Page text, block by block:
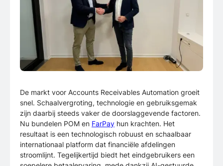
De markt voor Accounts Receivables Automation groeit
snel. Schaalvergroting, technologie en gebruiksgemak
zijn daarbij steeds vaker de doorslaggevende factoren.
Nu bundelen POM en FarPay hun krachten. Het
resultaat is een technologisch robuust en schaalbaar
internationaal platform dat financiële afdelingen
stroomlijnt. Tegelijkertijd biedt het eindgebruikers een